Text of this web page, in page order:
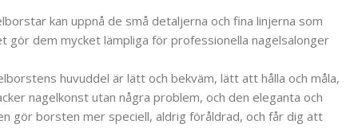
kan uppnå de små detaljerna och fina linjerna som
gör dem mycket lämpliga för professionella nagelsalonger
huvuddel är lätt och bekväm, lätt att hålla och måla,
nagelkonst utan några problem, och den eleganta och
gör borsten mer speciell, aldrig föråldrad, och får dig att